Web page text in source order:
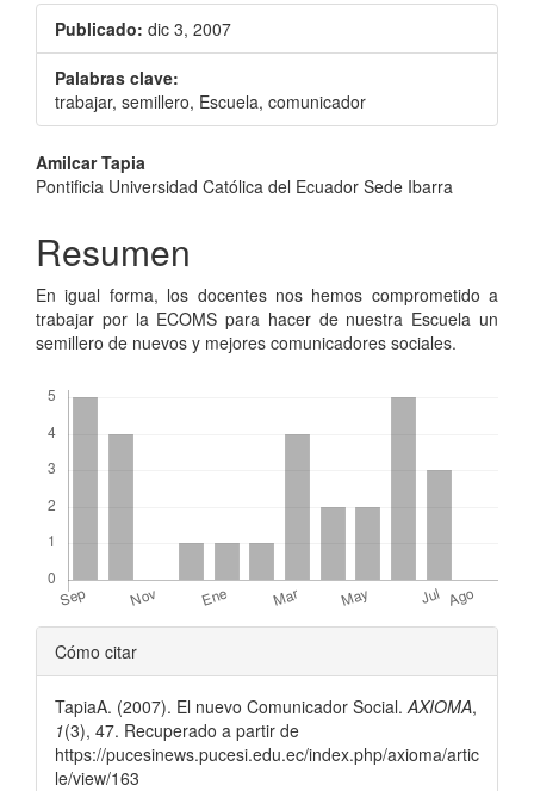
Publicado: dic 3, 2007
Palabras clave:
trabajar, semillero, Escuela, comunicador
Contenido
principal
del
artículo
Amilcar Tapia
Pontificia Universidad Católica del Ecuador Sede Ibarra
Resumen
En igual forma, los docentes nos hemos comprometido a
trabajar por la ECOMS para hacer de nuestra Escuela un
semillero de nuevos y mejores comunicadores sociales.
Detalles
del
artículo
Cómo citar
TapiaA. (2007). El nuevo Comunicador Social.AXIOMA,
1(3), 47. Recuperado a partir de
https://pucesinews.pucesi.edu.ec/index.php/axioma/artic
le/view/163